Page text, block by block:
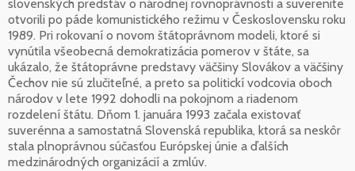
slovenských predstáv o národnej rovnoprávnosti a suverenite
otvorili po páde komunistického režimu v Československu roku
1989. Pri rokovaní o novom štátoprávnom modeli, ktoré si
vynútila všeobecná demokratizácia pomerov v štáte, sa
ukázalo, že štátoprávne predstavy väčšiny Slovákov a väčšiny
Čechov nie sú zlučiteľné, a preto sa politickí vodcovia oboch
národov v lete 1992 dohodli na pokojnom a riadenom
rozdelení štátu. Dňom 1. januára 1993 začala existovať
suverénna a samostatná Slovenská republika, ktorá sa neskôr
stala plnoprávnou súčasťou Európskej únie a ďalších
medzinárodných organizácií a zmlúv.